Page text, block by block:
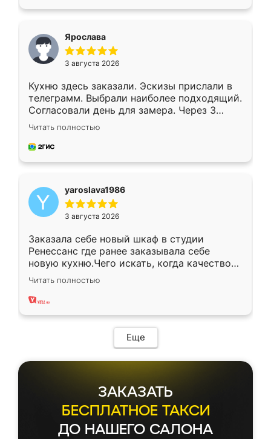
Ярослава
3 августа 2026
Кухню здесь заказали. Эскизы прислали в
телеграмм. Выбрали наиболее подходящий.
Согласовали день для замера. Через 3
недели кухня была уже готова. Остались
довольны работой. Спасибо Ренессанс
мебель за качественную работу!
Читать полностью
yaroslava1986
3 августа 2026
Заказала себе новый шкаф в студии
Ренессанс где ранее заказывала себе
новую кухню.Чего искать, когда качеством
вполне довольна. Служит кухня уже почти
два года, нареканий нет.
Читать полностью
Еще
ЗАКАЗАТЬ
БЕСПЛАТНОЕ ТАКСИ
ДО НАШЕГО САЛОНА